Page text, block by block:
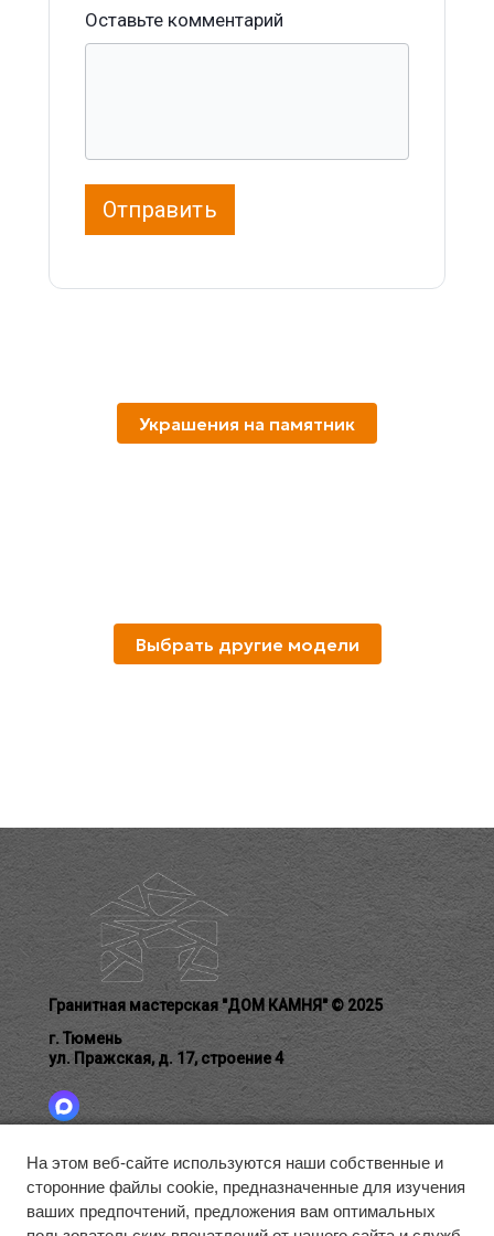
Оставьте комментарий
Отправить
Украшения на памятник
Выбрать другие модели
Гранитная мастерская "ДОМ КАМНЯ" © 2025
г. Тюмень
ул. Пражская, д. 17, строение 4
ГАЛЕРЕЯ
КОНТАКТЫ
БЛАГОУСТРОЙСТВО
КАК ЗАКАЗАТЬ
ГЛАВНАЯ
О КОМПАНИИ
На этом веб-сайте используются наши собственные и
сторонние файлы cookie, предназначенные для изучения
ваших предпочтений, предложения вам оптимальных